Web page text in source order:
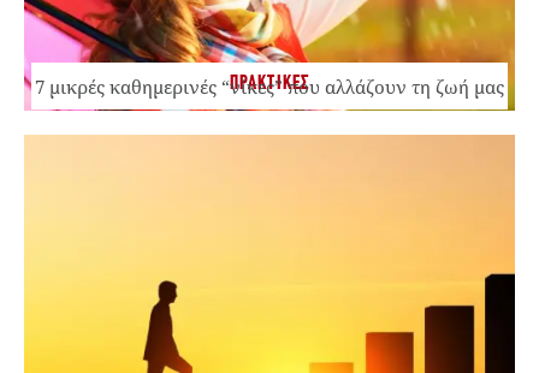
ΠΡΑΚΤΙΚΕΣ
7 μικρές καθημερινές “νίκες” που αλλάζουν τη ζωή μας